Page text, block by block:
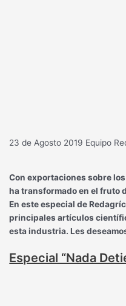
23 de Agosto 2019 Equipo
Con exportaciones sobre
ha transformado en el fruto
En este especial de
principales artículos
esta industria. Les
Especial “Nada